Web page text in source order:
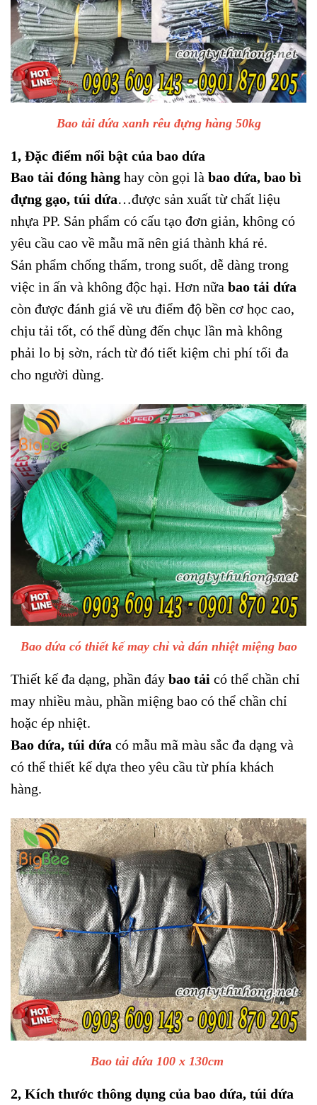
Bao tải dứa xanh rêu đựng hàng 50kg
1, Đặc điểm nổi bật của bao dứa
Bao tải đóng hàng hay còn gọi là bao dứa, bao bì
đựng gạo, túi dứa…được sản xuất từ chất liệu
nhựa PP. Sản phẩm có cấu tạo đơn giản, không có
yêu cầu cao về mẫu mã nên giá thành khá rẻ.
Sản phẩm chống thấm, trong suốt, dễ dàng trong
việc in ấn và không độc hại. Hơn nữa bao tải dứa
còn được đánh giá về ưu điểm độ bền cơ học cao,
chịu tải tốt, có thể dùng đến chục lần mà không
phải lo bị sờn, rách từ đó tiết kiệm chi phí tối đa
cho người dùng.
Bao dứa có thiết kế may chỉ và dán nhiệt miệng bao
Thiết kế đa dạng, phần đáy bao tải có thể chần chỉ
may nhiều màu, phần miệng bao có thể chần chỉ
hoặc ép nhiệt.
Bao dứa, túi dứa có mẫu mã màu sắc đa dạng và
có thể thiết kế dựa theo yêu cầu từ phía khách
hàng.
Bao tải dứa 100 x 130cm
2, Kích thước thông dụng của bao dứa, túi dứa